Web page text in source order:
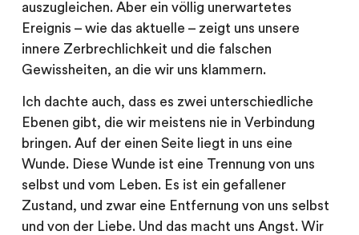
auszugleichen. Aber ein völlig unerwartetes
Ereignis – wie das aktuelle – zeigt uns unsere
innere Zerbrechlichkeit und die falschen
Gewissheiten, an die wir uns klammern.
Ich dachte auch, dass es zwei unterschiedliche
Ebenen gibt, die wir meistens nie in Verbindung
bringen. Auf der einen Seite liegt in uns eine
Wunde. Diese Wunde ist eine Trennung von uns
selbst und vom Leben. Es ist ein gefallener
Zustand, und zwar eine Entfernung von uns selbst
und von der Liebe. Und das macht uns Angst. Wir